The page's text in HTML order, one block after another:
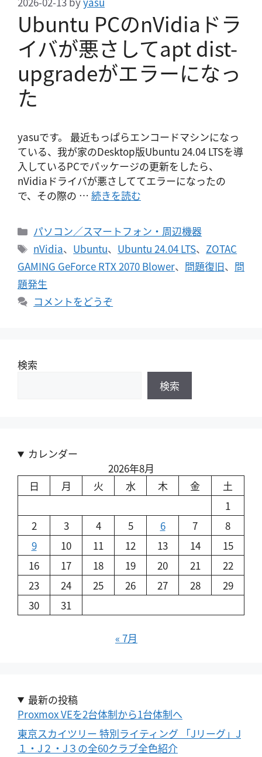
Ubuntu PCのnVidiaドラ
イバが悪さしてapt dist-
upgradeがエラーになっ
た
yasuです。 最近もっぱらエンコードマシンになっ
ている、我が家のDesktop版Ubuntu 24.04 LTSを導
入しているPCでパッケージの更新をしたら、
nVidiaドライバが悪さしててエラーになったの
で、その際の … 続きを読む
カ
テ
ゴ
リ
ー
パソコン／スマートフォン・周辺機器
タ
グ
nVidia、 Ubuntu、 Ubuntu 24.04 LTS、ZOTAC
GAMING GeForce RTX 2070 Blower、 問題復旧、 問
題発生
コメントをどうぞ
検索
検索
カレンダー
2026年8月
日
月 火 水 木 金
土
1
2
3 4 5 6 7
8
9
10 11 12 13 14
15
16
17 18 19 20 21
22
23
24 25 26 27 28
29
30
31
« 7月
最新の投稿
Proxmox VEを2台体制から1台体制へ
東京スカイツリー 特別ライティング 「Jリーグ」J
１・J２・J３の全60クラブ全色紹介